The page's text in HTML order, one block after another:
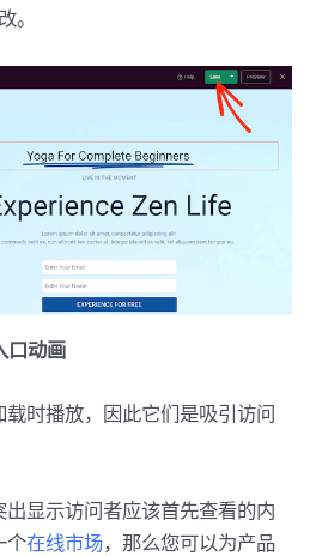
。
口动画
时播放，因此它们是吸引访问
显示访问者应该首先查看的内
个在线市场，那么您可以为产品